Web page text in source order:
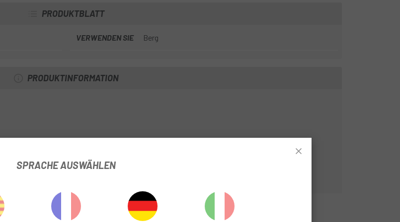
PRODUKTBLATT
VERWENDEN SIE Berg
PRODUKTINFORMATION
SPRACHE AUSWÄHLEN